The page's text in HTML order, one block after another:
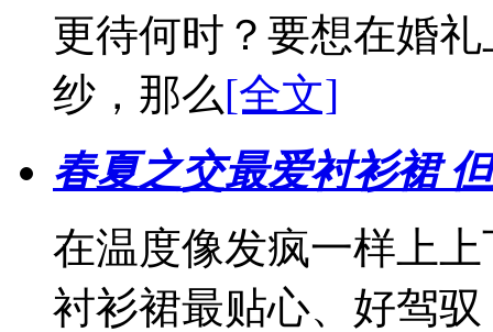
更待何时？要想在婚
纱，那么[全文]
春夏之交最爱衬衫裙
在温度像发疯一样上
衬衫裙最贴心、好驾